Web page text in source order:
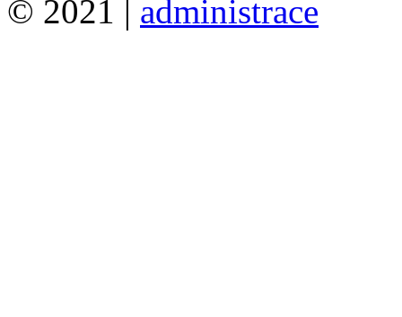
© 2021 | administrace